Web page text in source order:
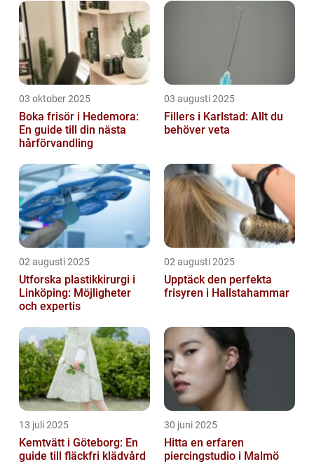
03 oktober 2025
Boka frisör i Hedemora:
En guide till din nästa
hårförvandling
03 augusti 2025
Fillers i Karlstad: Allt du
behöver veta
02 augusti 2025
Utforska plastikkirurgi i
Linköping: Möjligheter
och expertis
02 augusti 2025
Upptäck den perfekta
frisyren i Hallstahammar
13 juli 2025
Kemtvätt i Göteborg: En
guide till fläckfri klädvård
30 juni 2025
Hitta en erfaren
piercingstudio i Malmö